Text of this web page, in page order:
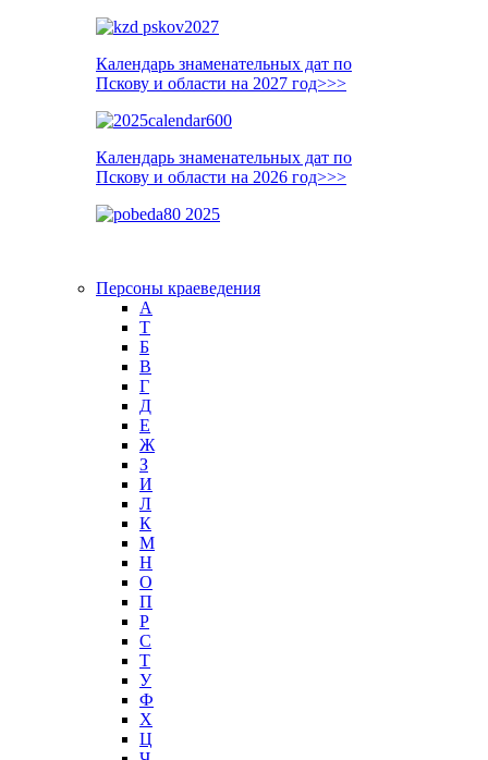
Календарь знаменательных дат по
Пскову и области на 2027 год>>>
Календарь знаменательных дат по
Пскову и области на 2026 год>>>
Персоны краеведения
А
T
Б
В
Г
Д
Е
Ж
З
И
Л
К
М
Н
О
П
Р
С
Т
У
Ф
Х
Ц